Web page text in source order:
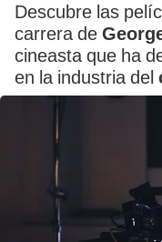
Descubre las
carrera de
cineasta que ha
en la industria del